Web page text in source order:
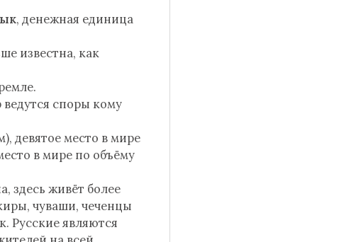
, денежная единица
известна, как
споры кому
девятое место в мире
в мире по объёму
здесь живёт более
чуваши, чеченцы
Русские являются